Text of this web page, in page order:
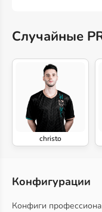
Случайные
christo
Конфигурации
Конфиги